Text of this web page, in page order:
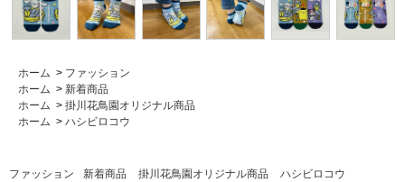
ホーム > ファッション
ホーム > 新着商品
ホーム > 掛川花鳥園オリジナル商品
ホーム > ハシビロコウ
ファッション 新着商品 掛川花鳥園オリジナル商品 ハシビロコウ